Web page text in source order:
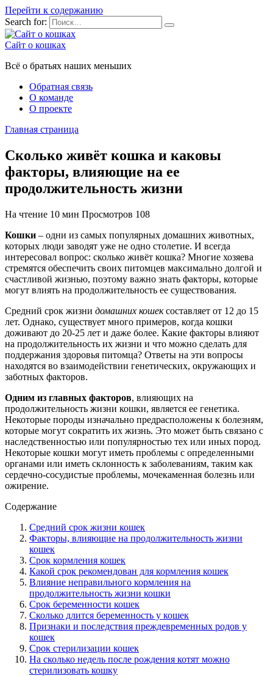
Перейти к содержанию
Search for:
Сайт о кошках
Всё о братьях наших меньших
Обратная связь
О команде
О проекте
Главная страница
Сколько живёт кошка и каковы
факторы, влияющие на ее
продолжительность жизни
На чтение 10 мин Просмотров 108
Кошки – одни из самых популярных домашних животных,
которых люди заводят уже не одно столетие. И всегда
интересовал вопрос: сколько живёт кошка? Многие хозяева
стремятся обеспечить своих питомцев максимально долгой и
счастливой жизнью, поэтому важно знать факторы, которые
могут влиять на продолжительность ее существования.
Средний срок жизни домашних кошексоставляет от 12 до 15
лет. Однако, существует много примеров, когда кошки
доживают до 20-25 лет и даже более. Какие факторы влияют
на продолжительность их жизни и что можно сделать для
поддержания здоровья питомца? Ответы на эти вопросы
находятся во взаимодействии генетических, окружающих и
заботных факторов.
Одним из главных факторов, влияющих на
продолжительность жизни кошки, является ее генетика.
Некоторые породы изначально предрасположены к болезням,
которые могут сократить их жизнь. Это может быть связано с
наследственностью или популярностью тех или иных пород.
Некоторые кошки могут иметь проблемы с определенными
органами или иметь склонность к заболеваниям, таким как
сердечно-сосудистые проблемы, мочекаменная болезнь или
ожирение.
Содержание
Средний срок жизни кошек
Факторы, влияющие на продолжительность жизни
кошек
Срок кормления кошек
Какой срок рекомендован для кормления кошек
Влияние неправильного кормления на
продолжительность жизни кошки
Срок беременности кошек
Сколько длится беременность у кошек
Признаки и последствия преждевременных родов у
кошек
Срок стерилизации кошек
На сколько недель после рождения котят можно
стерилизовать кошку